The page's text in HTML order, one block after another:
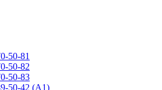
50-81
50-82
50-83
50-42 (А1)